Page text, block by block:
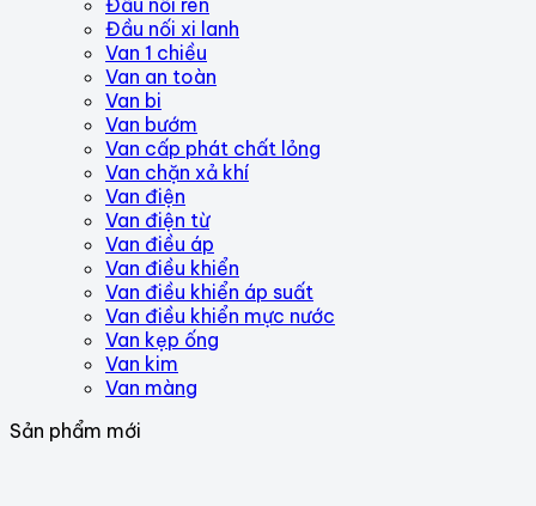
Đầu nối xi lanh
Van 1 chiều
Van an toàn
Van bi
Van bướm
Van cấp phát chất lỏng
Van chặn xả khí
Van điện
Van điện từ
Van điều áp
Van điều khiển
Van điều khiển áp suất
Van điều khiển mực nước
Van kẹp ống
Van kim
Van màng
Sản phẩm mới